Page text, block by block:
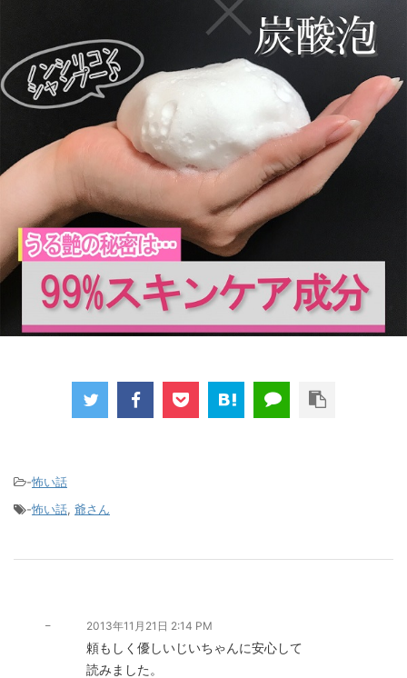
-怖い話
-怖い話, 爺さん
2013年11月21日 2:14 PM
頼もしく優しいじいちゃんに安心して
読みました。